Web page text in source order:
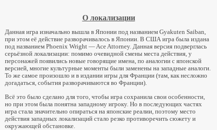
О локализации
Данная игра изначально вышла в Японии под названием Gyakuten Saiban,
при этом её действие разворачивалось в Японии. В США игра была издана
под названием Phoenix Wright — Ace Attorney. Данная версия подверглась
серьёзной локализации: помимо очевидной смены места действия, у
персонажей появились новые говорящие имена, по аналогии с японской
версией, многие культурные моменты были заменены на западные аналоги.
То же самое произошло и в издании игры для Франции (там, как несложно
догадаться, события разворачиваются во Франции).
Всё это было сделано для того, чтобы игра сохранила свои особенности,
но при этом была понятна западному игроку. Но в последующих частях
игра стала значительно опираться на японские реалии, поэтому место
действия западных локализаций стало резко противоречить сюжету и
окружающей обстановке.